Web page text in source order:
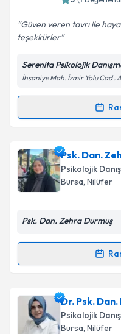
E-posta Adresiniz
Kişisel
Metni'ni
kapsamda
Güven veren tavrı ile
teşekkürler
Serenita Psikolojik
İhsaniye Mah. İzmir Yolu Cad .
Randevu
Psk. Dan. Miraç
talebi oluşturun. Size
için bir takvim
bilgilendireceğiz.
kapsamda
Psk. Dan.
Psikolojik
Bursa, Nilüfer
Psk. Dan. Zehra Durmuş
Randevu
Psk. Dan. Zehra
oluşturun. Size bu
takvim
Dr. Psk.
Psikolojik
Bursa, Nilüfer